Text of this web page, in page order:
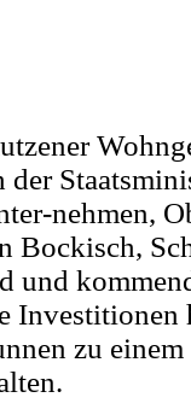
nehmen,
Bockisch,
und
Investitionen
zu